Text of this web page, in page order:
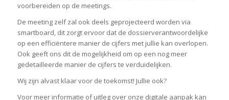
voorbereiden op de meetings.
De meeting zelf zal ook deels geprojecteerd worden via
smartboard, dit zorgt ervoor dat de dossierverantwoordelijke
op een efficiëntere manier de cijfers met jullie kan overlopen.
Ook geeft ons dit de mogelijkheid om op een nog meer
gedetailleerde manier de cijfers te verduidelijken.
Wij zijn alvast klaar voor de toekomst! Jullie ook?
Voor meer informatie of uitleg over onze digitale aanpak kan